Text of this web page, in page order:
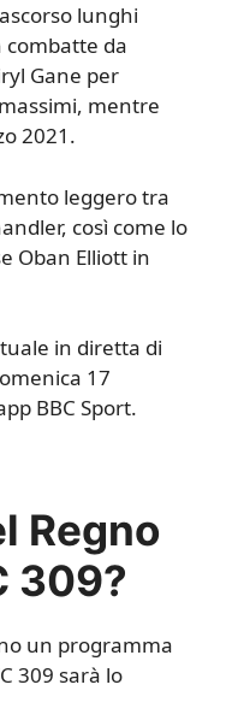
lunghi
combatte da
Gane per
mentre
2021.
leggero tra
così come lo
Oban Elliott in
in diretta di
17
BBC Sport.
Regno
309?
un programma
309 sarà lo